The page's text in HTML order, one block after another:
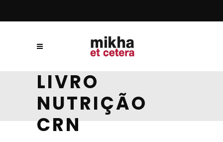
LIVRO
NUTRIÇÃO
CRN